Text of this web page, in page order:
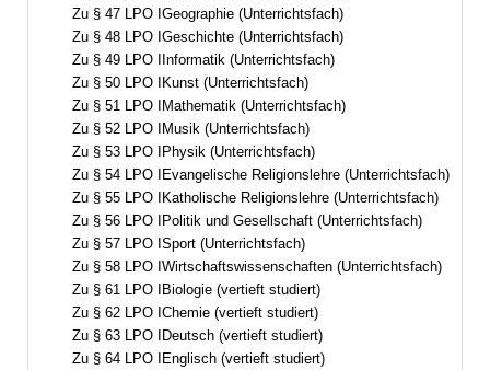
Zu § 47 LPO IGeographie (Unterrichtsfach)
Zu § 48 LPO IGeschichte (Unterrichtsfach)
Zu § 49 LPO IInformatik (Unterrichtsfach)
Zu § 50 LPO IKunst (Unterrichtsfach)
Zu § 51 LPO IMathematik (Unterrichtsfach)
Zu § 52 LPO IMusik (Unterrichtsfach)
Zu § 53 LPO IPhysik (Unterrichtsfach)
Zu § 54 LPO IEvangelische Religionslehre (Unterrichtsfach)
Zu § 55 LPO IKatholische Religionslehre (Unterrichtsfach)
Zu § 56 LPO IPolitik und Gesellschaft (Unterrichtsfach)
Zu § 57 LPO ISport (Unterrichtsfach)
Zu § 58 LPO IWirtschaftswissenschaften (Unterrichtsfach)
Zu § 61 LPO IBiologie (vertieft studiert)
Zu § 62 LPO IChemie (vertieft studiert)
Zu § 63 LPO IDeutsch (vertieft studiert)
Zu § 64 LPO IEnglisch (vertieft studiert)